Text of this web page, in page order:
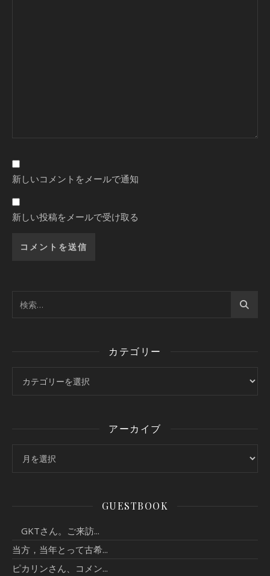
新しいコメントをメールで通知
新しい投稿をメールで受け取る
カテゴリー
アーカイブ
GUESTBOOK
GKTさん。ご来訪...
当方，当年とって古希...
ピカリンさん、コメン...